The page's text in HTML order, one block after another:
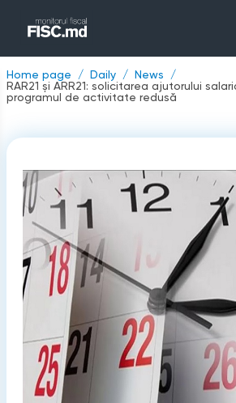
Home page Daily
News
RAR21 și ARR21: solicitarea ajutorului
programul de activitate redusă